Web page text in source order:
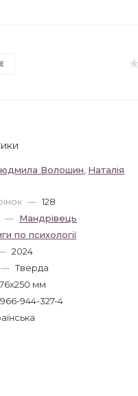
Волошин Наталія
— 128
— Мандрівець
по психології
2024
— Тверда
мм
944-327-4